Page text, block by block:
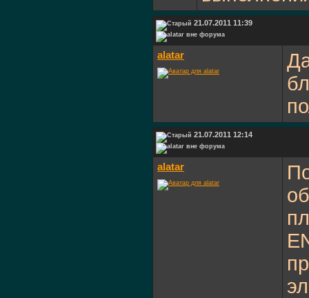
21.07.2011 11:39
alatar
21.07.2011 12:14
alatar